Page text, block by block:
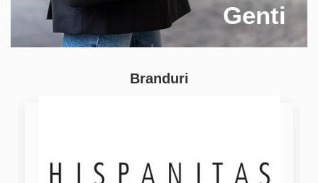
Genti
Branduri